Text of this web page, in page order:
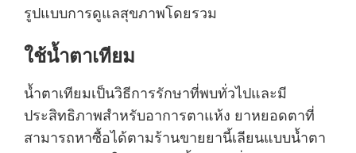
รูปแบบการดูแลสุขภาพโดยรวม
ใช้น้ำตาเทียม
น้ำตาเทียมเป็นวิธีการรักษาที่พบทั่วไปและมี
ประสิทธิภาพสำหรับอาการตาแห้ง ยาหยอดตาที่
สามารถหาซื้อได้ตามร้านขายยานี้เลียนแบบน้ำตา